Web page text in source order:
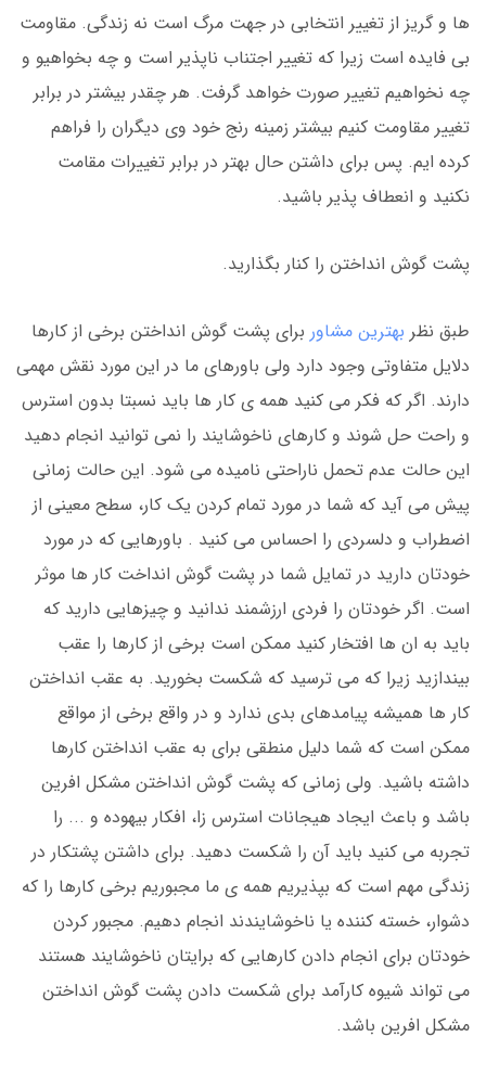
ها و گریز از تغییر انتخابی در جهت مرگ است نه زندگی. مقاومت
بی فایده است زیرا که تغییر اجتناب ناپذیر است و چه بخواهیو و
چه نخواهیم تغییر صورت خواهد گرفت. هر چقدر بیشتر در برابر
تغییر مقاومت کنیم بیشتر زمینه رنج خود وی دیگران را فراهم
کرده ایم. پس برای داشتن حال بهتر در برابر تغییرات مقامت
نکنید و انعطاف پذیر باشید.
پشت گوش انداختن را کنار بگذارید.
طبق نظر بهترین مشاور برای پشت گوش انداختن برخی از کارها
دلایل متفاوتی وجود دارد ولی باورهای ما در این مورد نقش مهمی
دارند. اگر که فکر می کنید همه ی کار ها باید نسبتا بدون استرس
و راحت حل شوند و کارهای ناخوشایند را نمی توانید انجام دهید
این حالت عدم تحمل ناراحتی نامیده می شود. این حالت زمانی
پیش می آید که شما در مورد تمام کردن یک کار، سطح معینی از
اضطراب و دلسردی را احساس می کنید . باورهایی که در مورد
خودتان دارید در تمایل شما در پشت گوش انداخت کار ها موثر
است. اگر خودتان را فردی ارزشمند ندانید و چیزهایی دارید که
باید به ان ها افتخار کنید ممکن است برخی از کارها را عقب
بیندازید زیرا که می ترسید که شکست بخورید. به عقب انداختن
کار ها همیشه پیامدهای بدی ندارد و در واقع برخی از مواقع
ممکن است که شما دلیل منطقی برای به عقب انداختن کارها
داشته باشید. ولی زمانی که پشت گوش انداختن مشکل افرین
باشد و باعث ایجاد هیجانات استرس زا، افکار بیهوده و ... را
تجربه می کنید باید آن را شکست دهید. برای داشتن پشتکار در
زندگی مهم است که بپذیریم همه ی ما مجبوریم برخی کارها را که
دشوار، خسته کننده یا ناخوشایندند انجام دهیم. مجبور کردن
خودتان برای انجام دادن کارهایی که برایتان ناخوشایند هستند
می تواند شیوه کارآمد برای شکست دادن پشت گوش انداختن
مشکل افرین باشد.